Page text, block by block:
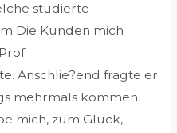
studierte
Die Kunden mich
Anschlie?end fragte er
mehrmals kommen
mich, zum Gluck,